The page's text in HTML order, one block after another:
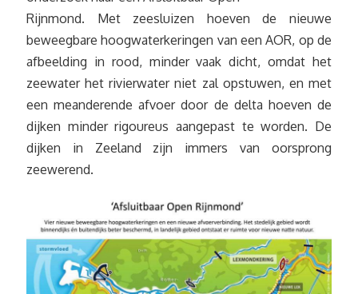
Rijnmond. Met zeesluizen hoeven de nieuwe
beweegbare hoogwaterkeringen van een AOR, op de
afbeelding in rood, minder vaak dicht, omdat het
zeewater het rivierwater niet zal opstuwen, en met
een meanderende afvoer door de delta hoeven de
dijken minder rigoureus aangepast te worden. De
dijken in Zeeland zijn immers van oorsprong
zeewerend.